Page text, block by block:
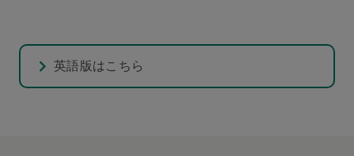
英語版はこちら